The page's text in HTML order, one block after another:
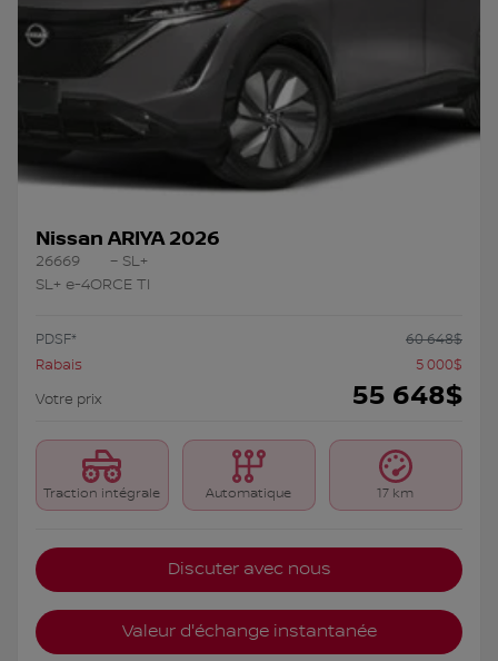
Nissan ARIYA 2026
26669
– SL+
SL+ e-4ORCE TI
PDSF* 60 648$
Rabais
5 000$
Votre prix
55 648$
Traction intégrale Automatique 17 km
Discuter avec nous
Valeur d'échange instantanée